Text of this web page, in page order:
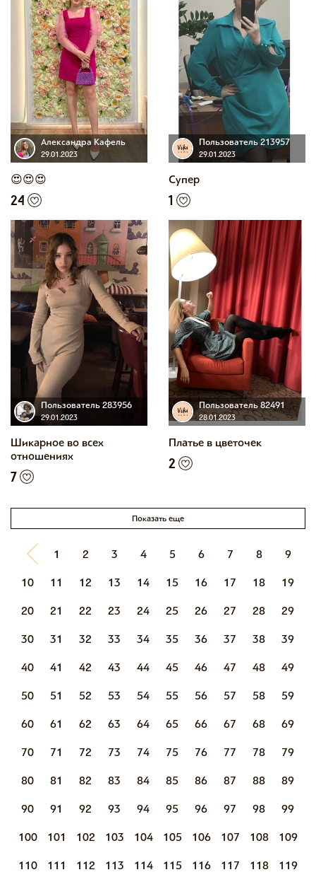
Александра Кафель
29.01.2023
😍😍😍
24
Пользователь 213957
29.01.2023
Супер
1
Пользователь 283956
29.01.2023
Шикарное во всех
отношениях
7
Пользователь 82491
28.01.2023
Платье в цветочек
2
Показать еще
1 2 3 4 5 6 7 8 9
10 11 12 13 14 15 16 17 18 19
20 21 22 23 24 25 26 27 28 29
30 31 32 33 34 35 36 37 38 39
40 41 42 43 44 45 46 47 48 49
50 51 52 53 54 55 56 57 58 59
60 61 62 63 64 65 66 67 68 69
70 71 72 73 74 75 76 77 78 79
80 81 82 83 84 85 86 87 88 89
90 91 92 93 94 95 96 97 98 99
100 101 102 103 104 105 106 107 108 109
110 111 112 113 114 115 116 117 118 119